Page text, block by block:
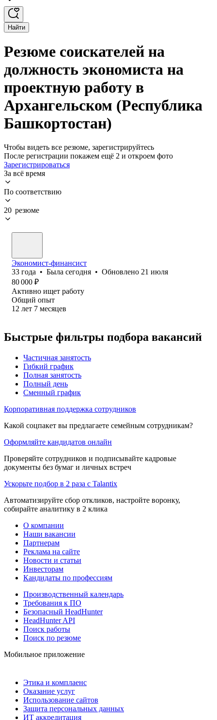
Найти
Резюме соискателей на
должность экономиста на
проектную работу в
Архангельском (Республика
Башкортостан)
Чтобы видеть все резюме, зарегистрируйтесь
После регистрации покажем ещё 2 и откроем фото
Зарегистрироваться
За всё время
По соответствию
20 резюме
Экономист-финансист
33 года • Была сегодня • Обновлено 21 июля
80 000 ₽
Активно ищет работу
Общий опыт
12 лет 7 месяцев
Быстрые фильтры подбора вакансий
Частичная занятость
Гибкий график
Полная занятость
Полный день
Сменный график
Корпоративная поддержка сотрудников
Какой соцпакет вы предлагаете семейным сотрудникам?
Оформляйте кандидатов онлайн
Проверяйте сотрудников и подписывайте кадровые
документы без бумаг и личных встреч
Ускорьте подбор в 2 раза с Talantix
Автоматизируйте сбор откликов, настройте воронку,
собирайте аналитику в 2 клика
О компании
Наши вакансии
Партнерам
Реклама на сайте
Новости и статьи
Инвесторам
Кандидаты по профессиям
Производственный календарь
Требования к ПО
Безопасный HeadHunter
HeadHunter API
Поиск работы
Поиск по резюме
Мобильное приложение
Этика и комплаенс
Оказание услуг
Использование сайтов
Защита персональных данных
ИТ аккредитация